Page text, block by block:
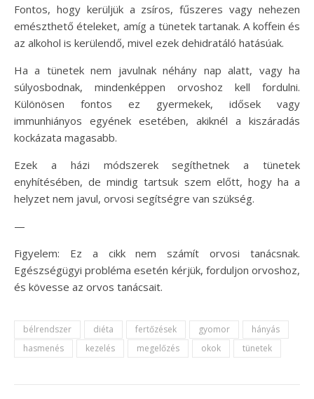
Fontos, hogy kerüljük a zsíros, fűszeres vagy nehezen
emészthető ételeket, amíg a tünetek tartanak. A koffein és
az alkohol is kerülendő, mivel ezek dehidratáló hatásúak.
Ha a tünetek nem javulnak néhány nap alatt, vagy ha
súlyosbodnak, mindenképpen orvoshoz kell fordulni.
Különösen fontos ez gyermekek, idősek vagy
immunhiányos egyének esetében, akiknél a kiszáradás
kockázata magasabb.
Ezek a házi módszerek segíthetnek a tünetek
enyhítésében, de mindig tartsuk szem előtt, hogy ha a
helyzet nem javul, orvosi segítségre van szükség.
—
Figyelem: Ez a cikk nem számít orvosi tanácsnak.
Egészségügyi probléma esetén kérjük, forduljon orvoshoz,
és kövesse az orvos tanácsait.
bélrendszer diéta fertőzések gyomor
hányás
hasmenés
kezelés megelőzés okok tünetek